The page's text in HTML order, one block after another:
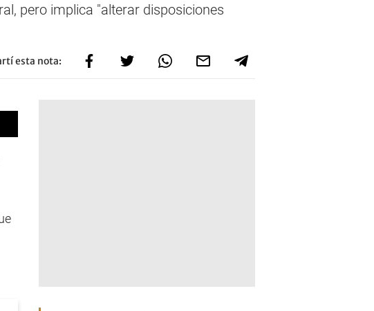
pero implica "alterar disposiciones
esta nota: